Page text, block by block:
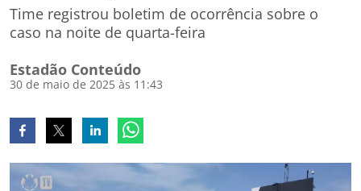
Time registrou boletim de ocorrência sobre o
caso na noite de quarta-feira
Estadão Conteúdo
30 de maio de 2025 às 11:43